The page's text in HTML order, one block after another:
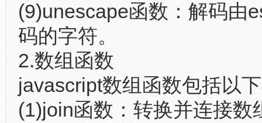
(9)unescape函数：解码由
码的字符。
2.数组函数
javascript数组函数包括以
(1)join函数：转换并连接数